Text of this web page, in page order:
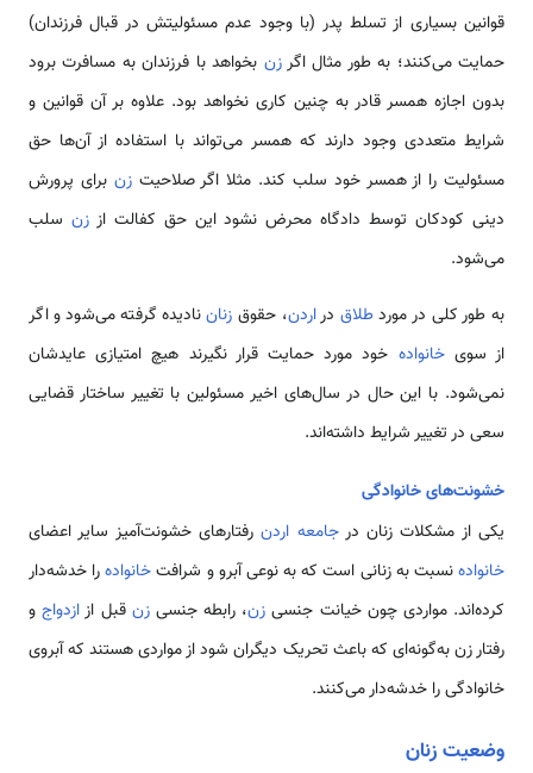
قوانین بسیاری از تسلط پدر (با وجود عدم مسئولیتش در قبال فرزندان)
حمایت می‌کنند؛ به طور مثال اگرزن بخواهد با فرزندان به مسافرت برود
بدون اجازه همسر قادر به چنین کاری نخواهد بود. علاوه بر آن قوانین و
شرایط متعددی وجود دارند که همسر می‌تواند با استفاده از آن‌ها حق
مسئولیت را از همسر خود سلب کند. مثلا اگر صلاحیتزن برای پرورش
دینی کودکان توسط دادگاه محرض نشود این حق کفالت اززن سلب
می‌شود.
به طور کلی در موردطلاق دراردن، حقوق زناننادیده گرفته می‌شود و اگر
از سویخانواده خود مورد حمایت قرار نگیرند هیچ امتیازی عایدشان
نمی‌شود. با این حال در سال‌های اخیر مسئولین با تغییر ساختار قضایی
سعی در تغییر شرایط داشته‌اند.
خشونت‌های خانوادگی
یکی از مشکلات زنان درجامعه اردنرفتارهای خشونت‌آمیز سایر اعضای
خانوادهنسبت به زنانی است که به نوعی آبرو و شرافتخانوادهرا خدشه‌دار
کرده‌اند. مواردی چون خیانت جنسی زن، رابطه جنسیزن قبل ازازدواجو
رفتار زن به‌گونه‌ای که باعث تحریک دیگران شود از مواردی هستند که آبروی
خانوادگی را خدشه‌دار می‌کنند.
وضعیت زنان